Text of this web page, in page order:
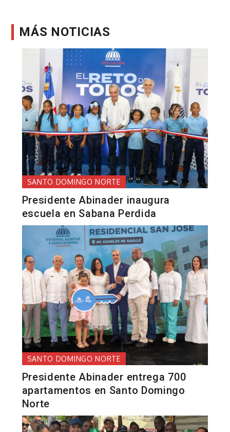
MÁS NOTICIAS
SANTO DOMINGO NORTE
Presidente Abinader inaugura
escuela en Sabana Perdida
SANTO DOMINGO NORTE
Presidente Abinader entrega 700
apartamentos en Santo Domingo
Norte